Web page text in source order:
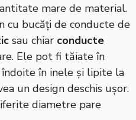
mare de material.
cu bucăți de conducte de
sau chiar conducte
Ele pot fi tăiate în
în inele și lipite la
un design deschis ușor.
diametre pare